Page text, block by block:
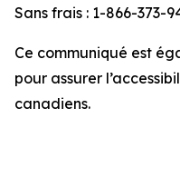
Sans frais : 1-866-373-
Ce communiqué est
pour assurer
canadiens.